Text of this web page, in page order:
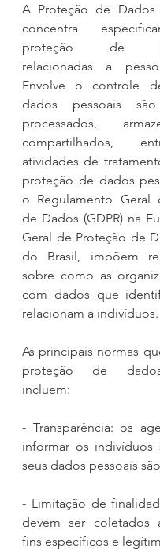
A Proteção de Dados
concentra
proteção de
relacionadas a
Envolve o controle
dados pessoais são
processados,
compartilhados,
atividades de
proteção de dados
o Regulamento Geral
de Dados (GDPR) na
Geral de Proteção de
do Brasil, impõem
sobre como as
com dados que
relacionam a indivíduos.
As principais normas
proteção de
incluem:
- Transparência: os
informar os indivíduos
seus dados pessoais
- Limitação de
devem ser coletados
fins específicos e